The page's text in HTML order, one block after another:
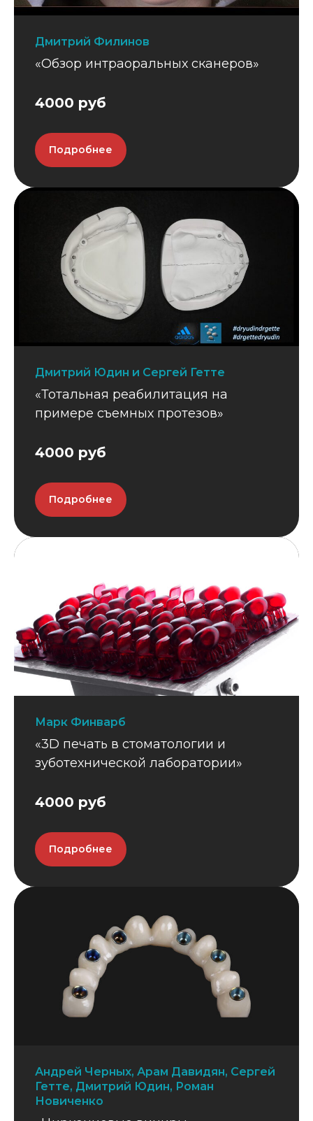
Дмитрий Филинов
«Обзор интраоральных сканеров»
4000 руб
Подробнее
Дмитрий Юдин и Сергей Гетте
«Тотальная реабилитация на
примере съемных протезов»
4000 руб
Подробнее
Марк Финварб
«3D печать в стоматологии и
зуботехнической лаборатории»
4000 руб
Подробнее
Андрей Черных, Арам Давидян, Сергей
Гетте, Дмитрий Юдин, Роман
Новиченко